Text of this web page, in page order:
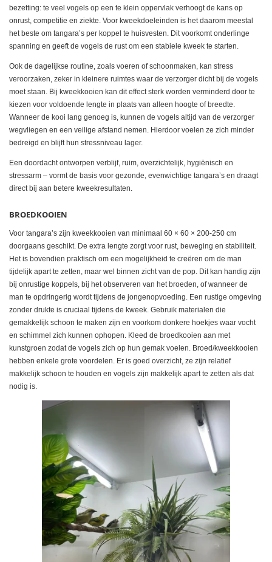
bezetting: te veel vogels op een te klein oppervlak verhoogt de kans op
onrust, competitie en ziekte. Voor kweekdoeleinden is het daarom meestal
het beste om tangara’s per koppel te huisvesten. Dit voorkomt onderlinge
spanning en geeft de vogels de rust om een stabiele kweek te starten.
Ook de dagelijkse routine, zoals voeren of schoonmaken, kan stress
veroorzaken, zeker in kleinere ruimtes waar de verzorger dicht bij de vogels
moet staan. Bij kweekkooien kan dit effect sterk worden verminderd door te
kiezen voor voldoende lengte in plaats van alleen hoogte of breedte.
Wanneer de kooi lang genoeg is, kunnen de vogels altijd van de verzorger
wegvliegen en een veilige afstand nemen. Hierdoor voelen ze zich minder
bedreigd en blijft hun stressniveau lager.
Een doordacht ontworpen verblijf, ruim, overzichtelijk, hygiënisch en
stressarm – vormt de basis voor gezonde, evenwichtige tangara’s en draagt
direct bij aan betere kweekresultaten.
BROEDKOOIEN
Voor tangara’s zijn kweekkooien van minimaal 60 × 60 × 200-250 cm
doorgaans geschikt. De extra lengte zorgt voor rust, beweging en stabiliteit.
Het is bovendien praktisch om een mogelijkheid te creëren om de man
tijdelijk apart te zetten, maar wel binnen zicht van de pop. Dit kan handig zijn
bij onrustige koppels, bij het observeren van het broeden, of wanneer de
man te opdringerig wordt tijdens de jongenopvoeding. Een rustige omgeving
zonder drukte is cruciaal tijdens de kweek. Gebruik materialen die
gemakkelijk schoon te maken zijn en voorkom donkere hoekjes waar vocht
en schimmel zich kunnen ophopen. Kleed de broedkooien aan met
kunstgroen zodat de vogels zich op hun gemak voelen. Broed/kweekkooien
hebben enkele grote voordelen. Er is goed overzicht, ze zijn relatief
makkelijk schoon te houden en vogels zijn makkelijk apart te zetten als dat
nodig is.